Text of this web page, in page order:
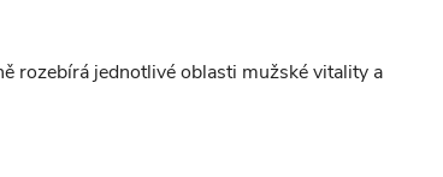
rozebírá jednotlivé oblasti mužské vitality a